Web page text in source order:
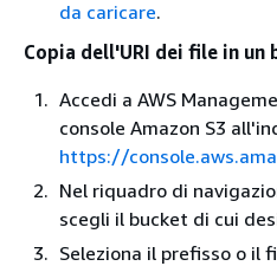
da caricare.
Copia dell'URI dei file in un
Accedi a AWS
console Amazon S3
https://
Nel riquadro di
scegli il bucket di cui
Seleziona il prefisso o il